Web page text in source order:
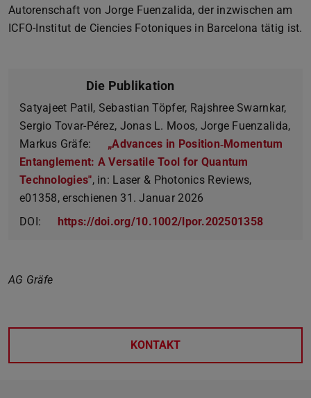
Autorenschaft von Jorge Fuenzalida, der inzwischen am
ICFO-Institut de Ciencies Fotoniques in Barcelona tätig ist.
Die Publikation
Satyajeet Patil, Sebastian Töpfer, Rajshree Swarnkar,
Sergio Tovar-Pérez, Jonas L. Moos, Jorge Fuenzalida,
Markus Gräfe:
„Advances in Position‐Momentum
Entanglement: A Versatile Tool for Quantum
Technologies", in: Laser & Photonics Reviews,
e01358, erschienen 31. Januar 2026
DOI:
https://doi.org/10.1002/lpor.202501358
AG Gräfe
KONTAKT